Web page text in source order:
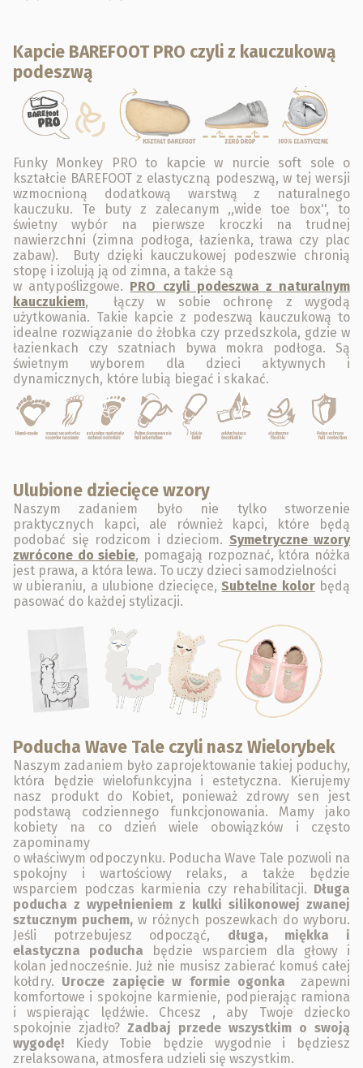
Kapcie BAREFOOT PRO czyli z kauczukową
podeszwą
Funky Monkey PRO to kapcie w nurcie soft sole o
kształcie BAREFOOT z elastyczną podeszwą, w tej wersji
wzmocnioną dodatkową warstwą z naturalnego
kauczuku. Te buty z zalecanym ,,wide toe box'', to
świetny wybór na pierwsze kroczki na trudnej
nawierzchni (zimna podłoga, łazienka, trawa czy plac
zabaw). Buty dzięki kauczukowej podeszwie chronią
stopę i izolują ją od zimna, a także są
w antypoślizgowe. PRO czyli podeszwa z naturalnym
kauczukiem, łączy w sobie ochronę z wygodą
użytkowania. Takie kapcie z podeszwą kauczukową to
idealne rozwiązanie do żłobka czy przedszkola, gdzie w
łazienkach czy szatniach bywa mokra podłoga. Są
świetnym wyborem dla dzieci aktywnych i
dynamicznych, które lubią biegać i skakać.
Ulubione dziecięce wzory
Naszym zadaniem było nie tylko stworzenie
praktycznych kapci, ale również kapci, które będą
podobać się rodzicom i dzieciom. Symetryczne wzory
zwrócone do siebie, pomagają rozpoznać, która nóżka
jest prawa, a która lewa. To uczy dzieci samodzielności
w ubieraniu, a ulubione dziecięce,Subtelne kolor będą
pasować do każdej stylizacji.
Poducha Wave Tale czyli nasz Wielorybek
Naszym zadaniem było zaprojektowanie takiej poduchy,
która będzie wielofunkcyjna i estetyczna. Kierujemy
nasz produkt do Kobiet, ponieważ zdrowy sen jest
podstawą codziennego funkcjonowania. Mamy jako
kobiety na co dzień wiele obowiązków i często
zapominamy
o właściwym odpoczynku. Poducha Wave Tale pozwoli na
spokojny i wartościowy relaks, a także będzie
wsparciem podczas karmienia czy rehabilitacji. Długa
poducha z wypełnieniem z kulki silikonowej zwanej
sztucznym puchem, w różnych poszewkach do wyboru.
Jeśli potrzebujesz odpocząć, długa, miękka i
elastyczna poducha
będzie wsparciem dla głowy i
kolan jednocześnie. Już nie musisz zabierać komuś całej
kołdry. Urocze zapięcie w formie ogonka
zapewni
komfortowe i spokojne karmienie, podpierając ramiona
i wspierając lędźwie. Chcesz , aby Twoje dziecko
spokojnie zjadło? Zadbaj przede wszystkim o swoją
wygodę!
Kiedy Tobie będzie wygodnie i będziesz
zrelaksowana, atmosfera udzieli się wszystkim.